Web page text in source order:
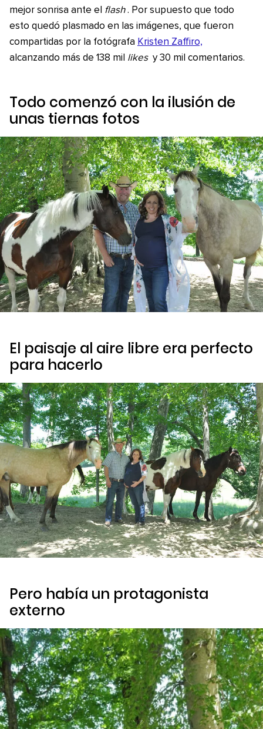
mejor sonrisa ante el flash . Por supuesto que todo
esto quedó plasmado en las imágenes, que fueron
compartidas por la fotógrafa Kristen Zaffiro,
alcanzando más de 138 mil likes y 30 mil comentarios.
Todo comenzó con la ilusión de
unas tiernas fotos
El paisaje al aire libre era perfecto
para hacerlo
Pero había un protagonista
externo